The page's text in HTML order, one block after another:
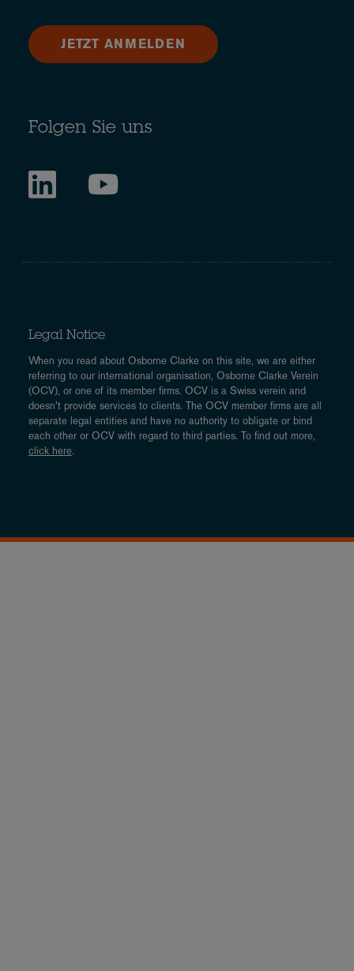
JETZT ANMELDEN
Folgen Sie uns
Legal Notice
When you read about Osborne Clarke on this site, we are either
referring to our international organisation, Osborne Clarke Verein
(OCV), or one of its member firms. OCV is a Swiss verein and
doesn’t provide services to clients. The OCV member firms are all
separate legal entities and have no authority to obligate or bind
each other or OCV with regard to third parties. To find out more,
click here.